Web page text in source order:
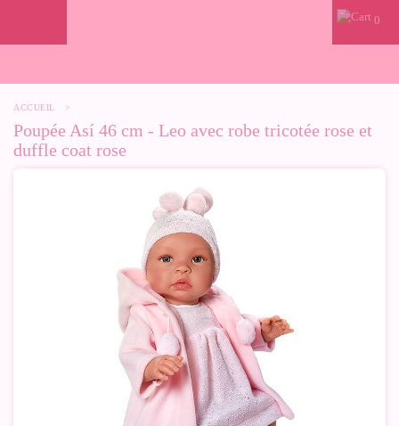
0
ACCUEIL >
Poupée Así 46 cm - Leo avec robe tricotée rose et
duffle coat rose